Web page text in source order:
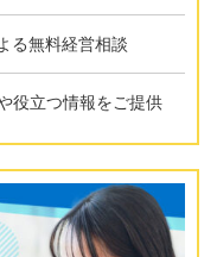
る無料経営相談
役立つ情報をご提供